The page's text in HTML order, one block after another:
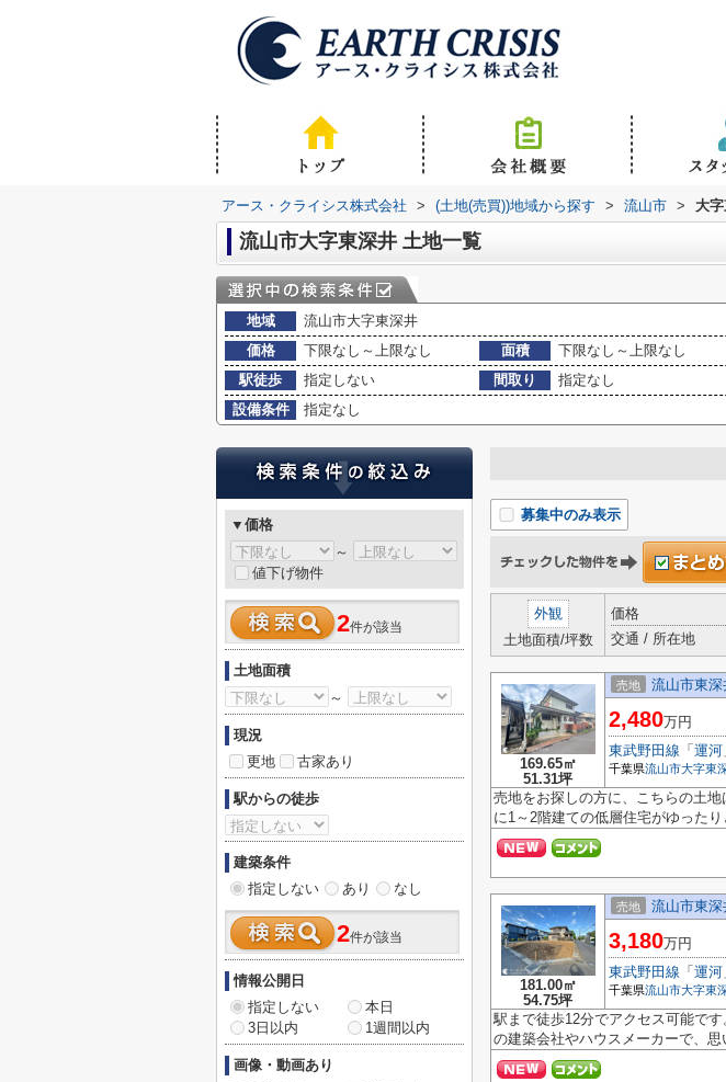
アース・クライシス株式会社 > (土地(売買))地域から探す > 流山市 > 大
流山市大字東深井 土地一覧
地域
流山市大字東深井
価格
下限なし～上限なし 面積
下限なし～上限なし
駅徒歩
指定しない 間取り
指定なし
設備条件
指定なし
募集中のみ表示
外観
土地面積/坪数
価格
交通 / 所在地
169.65㎡
51.31坪
売地 流山市東深
2,480万円
東武野田線 「 運河
千葉県流山市大字東
売地をお探しの方に、こちらの土
に1～2階建ての低層住宅がゆった
181.00㎡
54.75坪
売地 流山市東深
3,180万円
東武野田線 「 運河
千葉県流山市大字東
駅まで徒歩12分でアクセス可能で
の建築会社やハウスメーカーで、
▼価格
～
値下げ物件
2件が該当
土地面積
～
現況
更地
古家あり
駅からの徒歩
建築条件
指定しない
あり なし
2件が該当
情報公開日
指定しない
本日
3日以内
1週間以内
画像・動画あり